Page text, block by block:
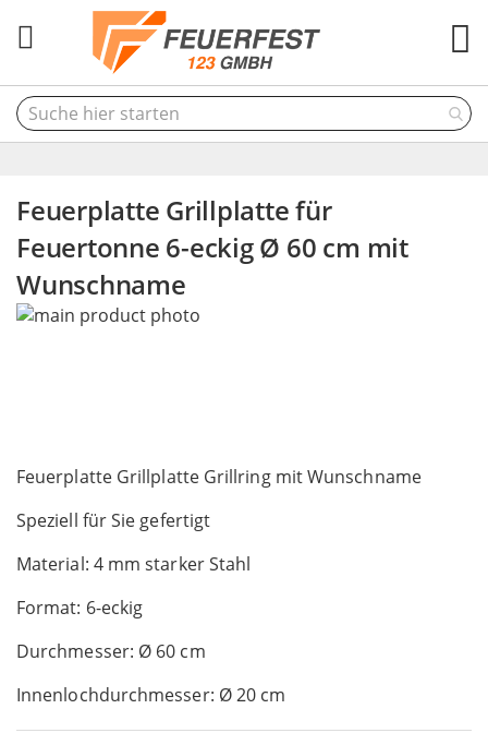
Feuerplatte Grillplatte für
Feuertonne 6-eckig Ø 60 cm mit
Wunschname
Feuerplatte Grillplatte Grillring mit Wunschname
Speziell für Sie gefertigt
Material: 4 mm starker Stahl
Format: 6-eckig
Durchmesser: Ø 60 cm
Innenlochdurchmesser: Ø 20 cm
Skip
gallery
to
beginning
the
images
gallery